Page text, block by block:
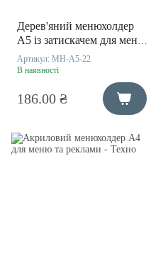
Дерев'яний менюхолдер
А5 із затискачем для меню
та рахунків 160х274х50
мм
Артикул: MH-A5-22
В наявності
186.00 ₴